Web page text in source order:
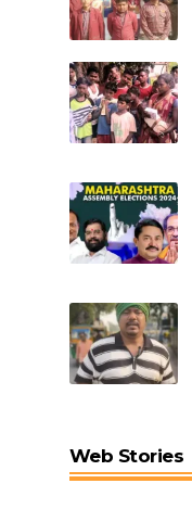
Web Stories